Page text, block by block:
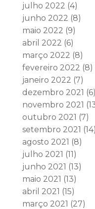
julho 2022 (4)
junho 2022 (8)
maio 2022 (9)
abril 2022 (6)
março 2022 (8)
fevereiro 2022 (8)
janeiro 2022 (7)
dezembro 2021 (6)
novembro 2021
outubro 2021 (7)
setembro 2021 (14)
agosto 2021 (8)
julho 2021 (11)
junho 2021 (13)
maio 2021 (13)
abril 2021 (15)
março 2021 (27)